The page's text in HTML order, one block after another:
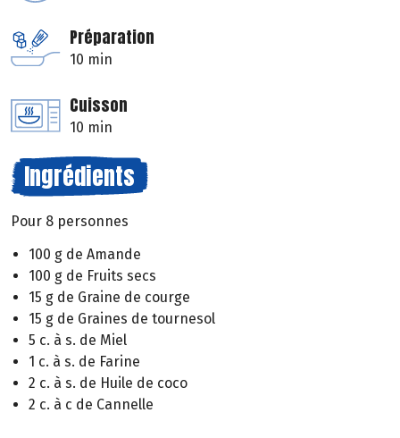
Préparation
10 min
Cuisson
10 min
Ingrédients
Pour 8 personnes
100 g de Amande
100 g de Fruits secs
15 g de Graine de courge
15 g de Graines de tournesol
5 c. à s. de Miel
1 c. à s. de Farine
2 c. à s. de Huile de coco
2 c. à c de Cannelle